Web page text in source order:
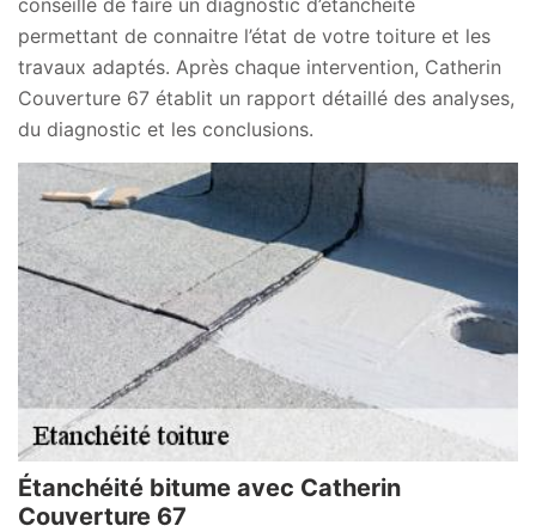
conseille de faire un diagnostic d’étanchéité
permettant de connaitre l’état de votre toiture et les
travaux adaptés. Après chaque intervention, Catherin
Couverture 67 établit un rapport détaillé des analyses,
du diagnostic et les conclusions.
Étanchéité bitume avec Catherin
Couverture 67